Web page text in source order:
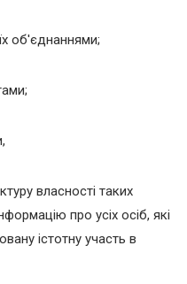
об'єднаннями;
власності таких
про усіх осіб, які
істотну участь в